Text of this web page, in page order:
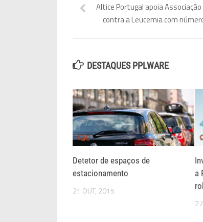
Altice Portugal apoia
contra a Leucemia com
DESTAQUES PPLWARE
0
Detetor de espaços de
estacionamento
21 OUT, 2015
a